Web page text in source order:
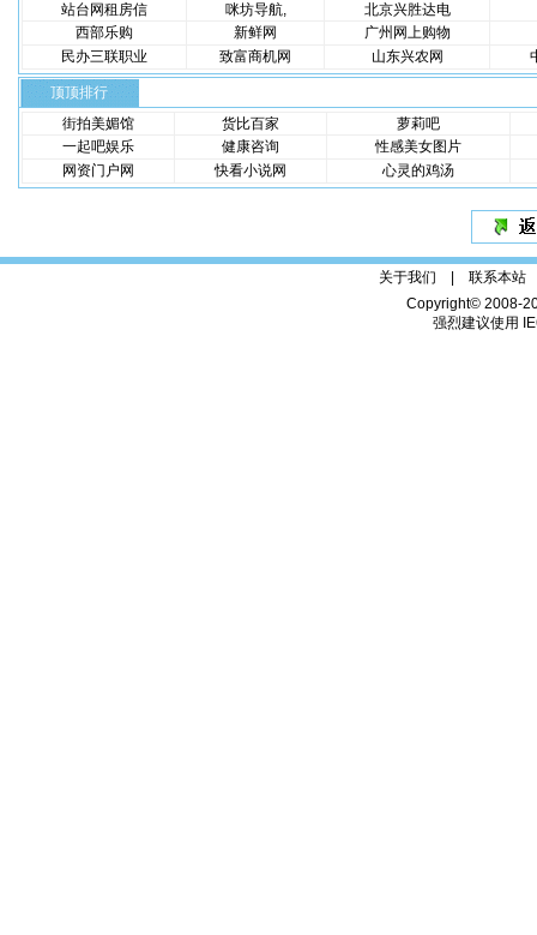
站台网租房信
咪坊导航, 北京兴胜达电
西部乐购
新鲜网
广州网上购物
民办三联职业
致富商机网 山东兴农网
顶顶排行
街拍美媚馆
货比百家
萝莉吧
一起吧娱乐
健康咨询
性感美女图片
网资门户网
快看小说网 心灵的鸡汤
关于我们 | 联系本站
Copyright© 2008-
强烈建议使用